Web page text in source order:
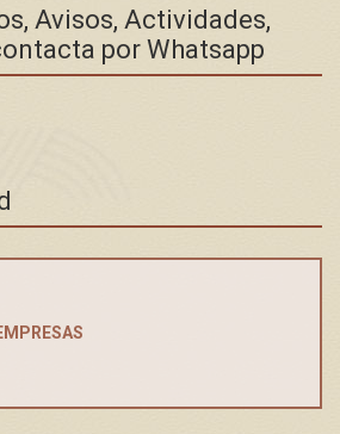
Avisos, Actividades,
por Whatsapp